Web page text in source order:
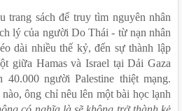
trang sách để truy tìm nguyên nhân
lý của người Do Thái - từ nạn nhân
dài nhiều thế kỷ, đến sự thành lập
giữa Hamas và Israel tại Dải Gaza
40.000 người Palestine thiệt mạng.
ông chỉ nêu lên một bài học lạnh